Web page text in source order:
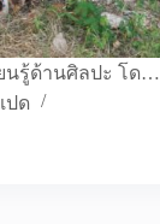
นรู้ด้านศิลปะ โด…
ปด